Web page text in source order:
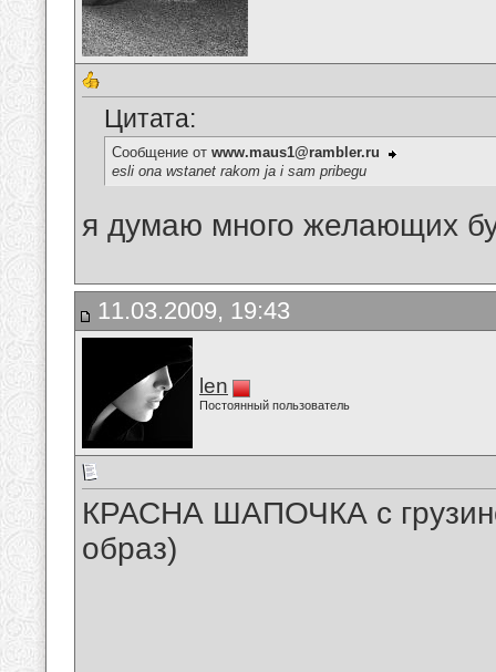
Цитата:
Сообщение от www.maus1@rambler.ru
esli ona wstanet rakom ja i sam pribegu
я думаю много желающих
11.03.2009, 19:43
len
Постоянный пользователь
КРАСНА ШАПОЧКА с
образ)